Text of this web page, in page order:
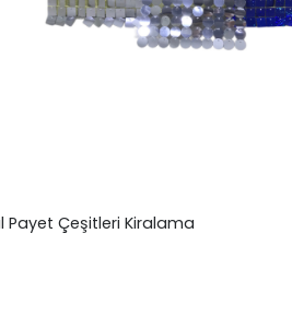
Payet Çeşitleri Kiralama